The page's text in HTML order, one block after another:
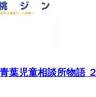
葉児童相談所物語 ２